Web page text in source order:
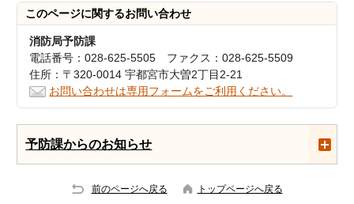
このページに関するお問い合わせ
消防局予防課
電話番号：028-625-5505 ファクス：028-625-5509
住所：〒320-0014 宇都宮市大曽2丁目2-21
お問い合わせは専用フォームをご利用ください。
予防課からのお知らせ
前のページへ戻る トップページへ戻る